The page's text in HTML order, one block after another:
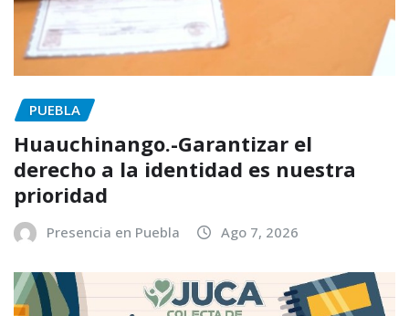
PUEBLA
Huauchinango.-Garantizar el
derecho a la identidad es nuestra
prioridad
Presencia en Puebla Ago 7, 2026